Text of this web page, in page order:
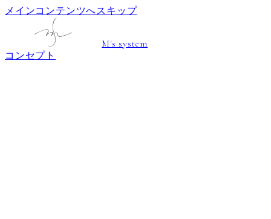
メインコンテンツへスキップ
M's system
コンセプト